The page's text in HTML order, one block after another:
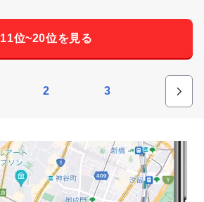
11位~20位を見る
2 3